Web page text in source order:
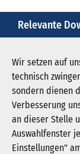
Wir setzen auf
technisch
sondern dienen
Verbesserung
an dieser Stelle
Auswahlfenster
Einstellungen"
Relevante
dkg-
Download PDF
Newsletter